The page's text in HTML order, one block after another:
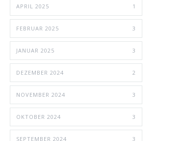
APRIL 2025 1
FEBRUAR 2025 3
JANUAR 2025 3
DEZEMBER 2024 2
NOVEMBER 2024 3
OKTOBER 2024 3
SEPTEMBER 2024 3